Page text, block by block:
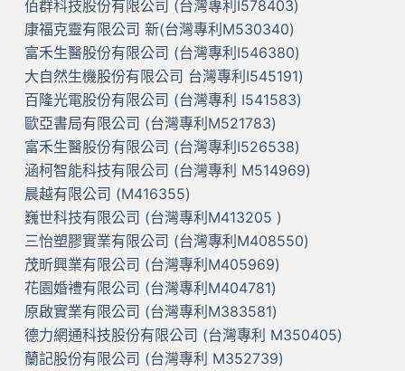
佰群科技股份有限公司 (台灣專利I578403)
康福克靈有限公司 新(台灣專利M530340)
富禾生醫股份有限公司 (台灣專利I546380)
大自然生機股份有限公司 台灣專利I545191)
百隆光電股份有限公司 (台灣專利 I541583)
歐亞書局有限公司 (台灣專利M521783)
富禾生醫股份有限公司 (台灣專利I526538)
涵柯智能科技有限公司 (台灣專利 M514969)
晨越有限公司 (M416355)
巍世科技有限公司 (台灣專利M413205 )
三怡塑膠實業有限公司 (台灣專利M408550)
茂昕興業有限公司 (台灣專利M405969)
花園婚禮有限公司 (台灣專利M404781)
原啟實業有限公司 (台灣專利M383581)
德力網通科技股份有限公司 (台灣專利 M350405)
蘭記股份有限公司 (台灣專利 M352739)